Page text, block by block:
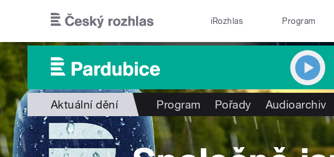
iRozhlas Program
Aktuální dění Program Pořady Audioarchiv